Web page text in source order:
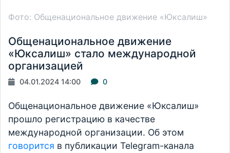
Фото: Общенациональное движение «Юксалиш»
Общенациональное движение
«Юксалиш» стало международной
организацией
04.01.2024 14:00 0
Общенациональное движение «Юксалиш»
прошло регистрацию в качестве
международной организации. Об этом
говорится в публикации Telegram-канала